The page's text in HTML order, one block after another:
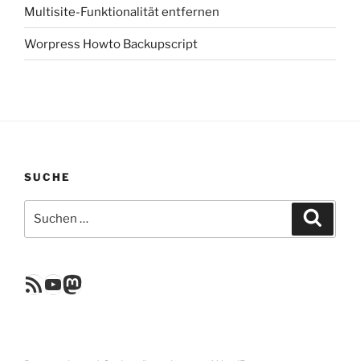
Multisite-Funktionalität entfernen
Worpress Howto Backupscript
SUCHE
nach:
RSS FeedYouTube
Mastodon